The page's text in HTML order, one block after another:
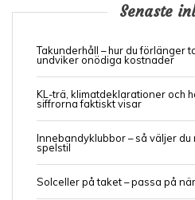
Senaste
Takunderhåll – hur du förlänger
undviker onödiga kostnader
KL-trä, klimatdeklarationer och
siffrorna faktiskt visar
Innebandyklubbor – så väljer
spelstil
Solceller på taket – passa på